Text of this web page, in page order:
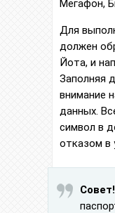
Мегафон,
Для
должен
Йота, и
Заполняя
внимание
данных.
символ в
отказом в
Совет!